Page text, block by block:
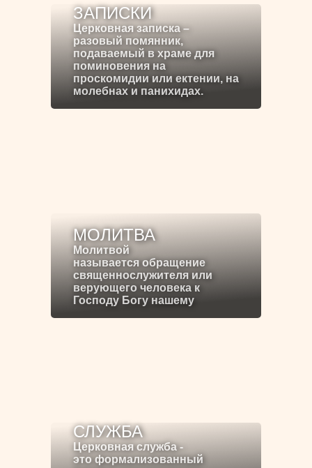
ЗАПИСКИ
Церковная записка –
разовый помянник,
подаваемый в храме для
поминовения на
проскомидии или ектении, на
молебнах и панихидах.
МОЛИТВА
Молитвой
называется обращение
священнослужителя или
верующего человека к
Господу Богу нашему
СЛУЖБА
Церковная служба -
это формализованный